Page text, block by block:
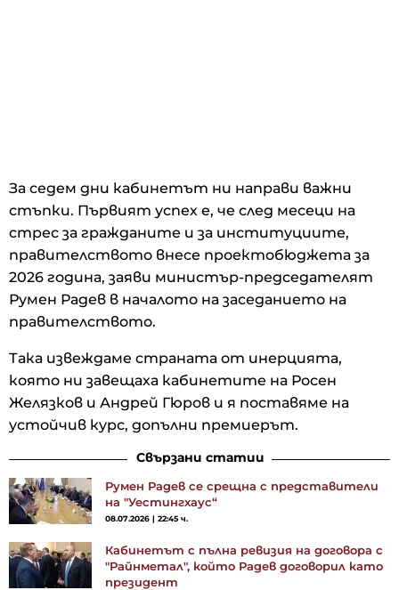
За седем дни кабинетът ни направи важни
стъпки. Първият успех е, че след месеци на
стрес за гражданите и за институциите,
правителството внесе проектобюджета за
2026 година, заяви министър-председателят
Румен Радев в началото на заседанието на
правителството.
Така извеждаме страната от инерцията,
която ни завещаха кабинетите на Росен
Желязков и Андрей Гюров и я поставяме на
устойчив курс, допълни премиерът.
Свързани статии
Румен Радев се срещна с представители
на "Уестингхаус“
08.07.2026 | 22:45 ч.
Кабинетът с пълна ревизия на договора с
"Райнметал", който Радев договорил като
президент